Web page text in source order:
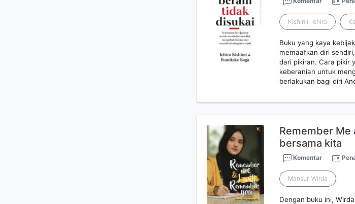
Kishimi, Ichiro
Buku yang kaya
memaafkan diri
dari pikiran. Cara pikir
keberanian untuk
berlakukan bagi diri
Remember Me
bersama kita
Komentar
Mansur, Wirda
Dengan buku ini,